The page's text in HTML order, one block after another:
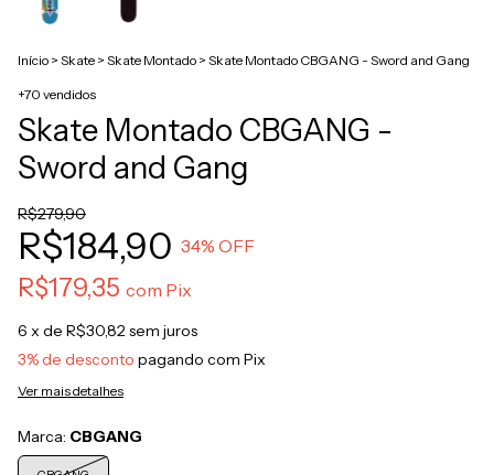
Início > Skate > Skate Montado > Skate Montado CBGANG - Sword and Gang
+70 vendidos
Skate Montado CBGANG -
Sword and Gang
R$279,90
R$184,90 34% OFF
R$179,35 com Pix
6 x de R$30,82sem juros
3% de desconto pagando com Pix
Ver mais detalhes
Marca: CBGANG